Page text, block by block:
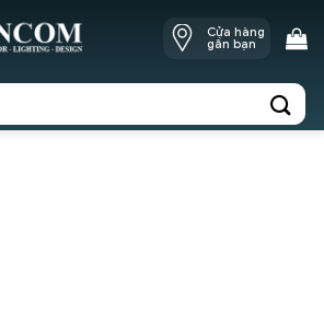
Cửa hàng
gần bạn